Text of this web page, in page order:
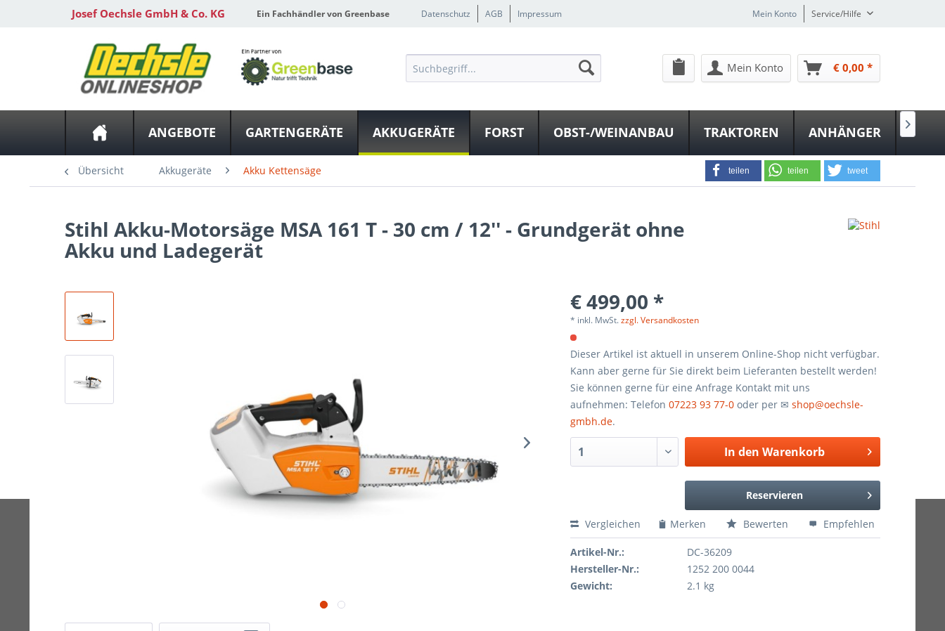
Josef Oechsle GmbH & Co. KG Ein Fachhändler von Greenbase Datenschutz AGB Impressum Mein Konto Service/Hilfe
Mein Konto € 0,00 *
ANGEBOTE GARTENGERÄTE AKKUGERÄTE FORST OBST-/WEINANBAU TRAKTOREN ANHÄNGER 
teilen teilen tweet
Übersicht Akkugeräte Akku Kettensäge
Stihl Akku-Motorsäge MSA 161 T - 30 cm / 12'' - Grundgerät ohne
Akku und Ladegerät
€ 499,00 *
* inkl. MwSt.zzgl. Versandkosten
Dieser Artikel ist aktuell in unserem Online-Shop nicht verfügbar.
Kann aber gerne für Sie direkt beim Lieferanten bestellt werden!
Sie können gerne für eine Anfrage Kontakt mit uns
aufnehmen: Telefon07223 93 77-0 oder per ✉shop@oechsle-
gmbh.de.
In den Warenkorb
Reservieren
Vergleichen Merken Bewerten Empfehlen
Artikel-Nr.:
DC-36209
Hersteller-Nr.:
1252 200 0044
Gewicht:
2.1 kg